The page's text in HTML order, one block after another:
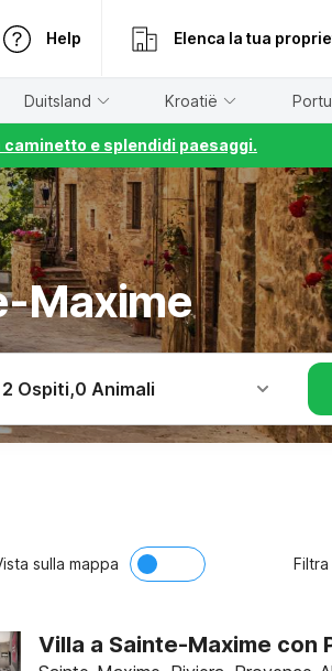
Help Elenca la tua
Duitsland Kroatië
e splendidi paesaggi.
Maxime
2 Ospiti,0 Animali
sulla mappa
Villa a Sainte-Maxime con